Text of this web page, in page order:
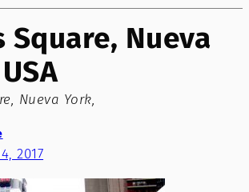
Square, Nueva
Nueva York,
2017